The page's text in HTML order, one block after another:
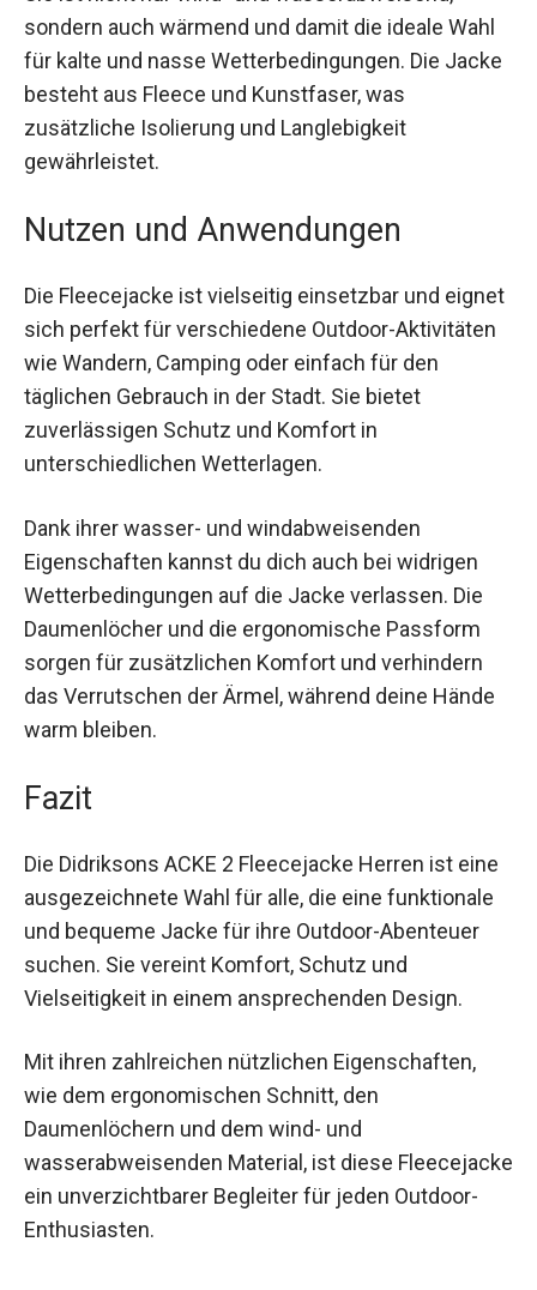
Sie ist nicht nur wind- und wasserabweisend,
sondern auch wärmend und damit die ideale Wahl
für kalte und nasse Wetterbedingungen. Die
Jacke besteht aus Fleece und Kunstfaser, was
zusätzliche Isolierung und Langlebigkeit
gewährleistet.
Nutzen und Anwendungen
Die Fleecejacke ist vielseitig einsetzbar und
eignet sich perfekt für verschiedene Outdoor-
Aktivitäten wie Wandern, Camping oder einfach
für den täglichen Gebrauch in der Stadt. Sie bietet
zuverlässigen Schutz und Komfort in
unterschiedlichen Wetterlagen.
Dank ihrer wasser- und windabweisenden
Eigenschaften kannst du dich auch bei widrigen
Wetterbedingungen auf die Jacke verlassen. Die
Daumenlöcher und die ergonomische Passform
sorgen für zusätzlichen Komfort und verhindern
das Verrutschen der Ärmel, während deine Hände
warm bleiben.
Fazit
Die Didriksons ACKE 2 Fleecejacke Herren ist
eine ausgezeichnete Wahl für alle, die eine
funktionale und bequeme Jacke für ihre Outdoor-
Abenteuer suchen. Sie vereint Komfort, Schutz
und Vielseitigkeit in einem ansprechenden
Design.
Mit ihren zahlreichen nützlichen Eigenschaften,
wie dem ergonomischen Schnitt, den
Daumenlöchern und dem wind- und
wasserabweisenden Material, ist diese
Fleecejacke ein unverzichtbarer Begleiter für